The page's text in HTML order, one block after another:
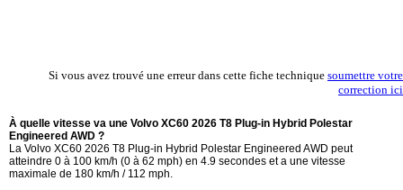
Si vous avez trouvé une erreur dans cette fiche technique soumettre votre
correction ici
À quelle vitesse va une Volvo XC60 2026 T8 Plug-in Hybrid Polestar
Engineered AWD ?
La Volvo XC60 2026 T8 Plug-in Hybrid Polestar Engineered AWD peut
atteindre 0 à 100 km/h (0 à 62 mph) en 4.9 secondes et a une vitesse
maximale de 180 km/h / 112 mph.